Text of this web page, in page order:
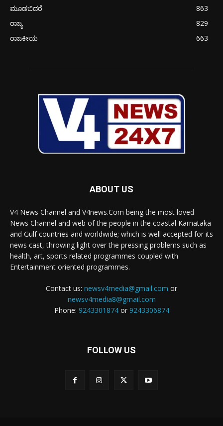
ಮೂಡಬಿದರೆ
863
ರಾಜ್ಯ
829
ರಾಜಕೀಯ
663
ABOUT US
V4 News Channel and V4news.Com being the most loved
News Channel and web of the people in the coastal Karnataka
and Gulf countries and worldwide; which is well accepted for its
news cast, throwing light over the pressing problems such as
health, art, sports related programmes coupled with
Entertainment oriented programmes.
Contact us: newsv4media@gmail.com or
newsv4media8@gmail.com
Phone: 9243301874or 9243306874
FOLLOW US